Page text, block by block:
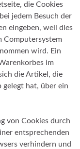
die Cookies
jedem Besuch der
eingeben, weil dies
Computersystem
wird. Ein
im
die Artikel, die
hat, über ein
von Cookies durch
entsprechenden
verhindern und